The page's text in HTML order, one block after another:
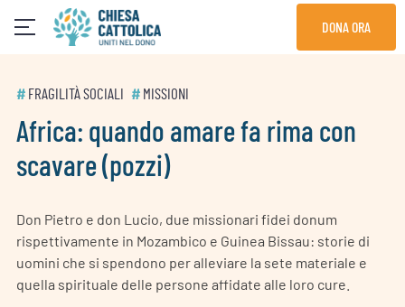
DONA ORA
# FRAGILITÀ SOCIALI # MISSIONI
Africa: quando amare fa rima con
scavare (pozzi)
Don Pietro e don Lucio, due missionari fidei donum
rispettivamente in Mozambico e Guinea Bissau: storie di
uomini che si spendono per alleviare la sete materiale e
quella spirituale delle persone affidate alle loro cure.